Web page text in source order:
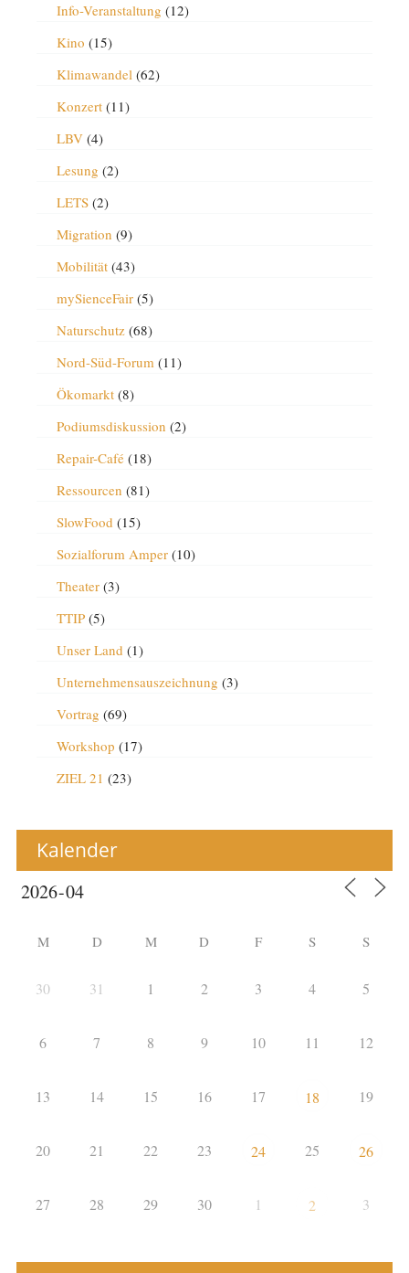
Info-Veranstaltung (12)
Kino (15)
Klimawandel(62)
Konzert(11)
LBV(4)
Lesung (2)
LETS(2)
Migration (9)
Mobilität(43)
mySienceFair(5)
Naturschutz(68)
Nord-Süd-Forum(11)
Ökomarkt(8)
Podiumsdiskussion (2)
Repair-Café(18)
Ressourcen (81)
SlowFood (15)
Sozialforum Amper(10)
Theater(3)
TTIP(5)
Unser Land (1)
Unternehmensauszeichnung (3)
Vortrag (69)
Workshop (17)
ZIEL 21 (23)
Kalender
M D M D F S S
30 31 1 2 3 4 5
6 7 8 9 10 11 12
13 14 15 16 17 18 19
20 21 22 23 24 25 26
27 28 29 30 1 2 3